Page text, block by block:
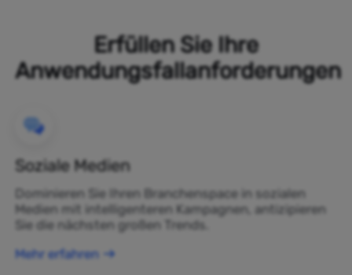
Erfüllen Sie Ihre
Anwendungsfallanforderungen
Soziale Medien
Dominieren Sie Ihren Branchenspace in sozialen
Medien mit intelligenteren Kampagnen, antizipieren
Sie die nächsten großen Trends.
Mehr erfahren